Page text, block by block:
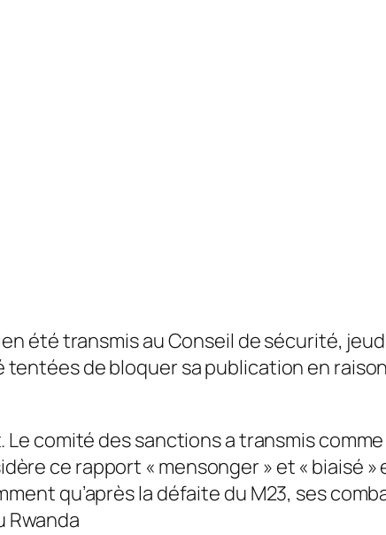
été transmis au Conseil de sécurité,
de bloquer sa publication en
comité des sanctions a transmis
ce rapport « mensonger » et « biaisé »
qu’après la défaite du M23, ses
Rwanda